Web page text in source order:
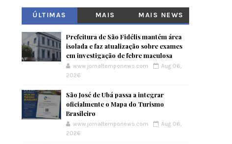
ÚLTIMAS
MAIS
MAIS NEWS
Prefeitura de São Fidélis mantém área
isolada e faz atualização sobre exames
em investigação de febre maculosa
www.jornaltemponews.com
Aug 06,
2026
São José de Ubá passa a integrar
oficialmente o Mapa do Turismo
Brasileiro
www.jornaltemponews.com
Aug 06,
2026